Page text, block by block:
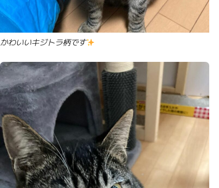
かわいいキジトラ柄です